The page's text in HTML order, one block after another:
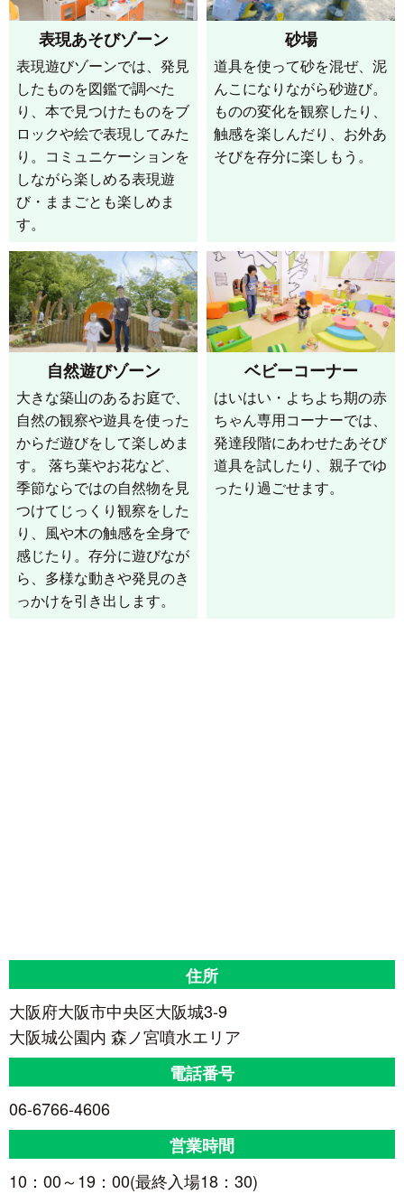
表現あそびゾーン
表現遊びゾーンでは、発見
したものを図鑑で調べた
り、本で見つけたものをブ
ロックや絵で表現してみた
り。コミュニケーションを
しながら楽しめる表現遊
び・ままごとも楽しめま
す。
砂場
道具を使って砂を混ぜ、泥
んこになりながら砂遊び。
ものの変化を観察したり、
触感を楽しんだり、お外あ
そびを存分に楽しもう。
自然遊びゾーン
大きな築山のあるお庭で、
自然の観察や遊具を使った
からだ遊びをして楽しめま
す。 落ち葉やお花など、
季節ならではの自然物を見
つけてじっくり観察をした
り、風や木の触感を全身で
感じたり。存分に遊びなが
ら、多様な動きや発見のき
っかけを引き出します。
ベビーコーナー
はいはい・よちよち期の赤
ちゃん専用コーナーでは、
発達段階にあわせたあそび
道具を試したり、親子でゆ
ったり過ごせます。
住所
大阪府大阪市中央区大阪城3-9
大阪城公園内 森ノ宮噴水エリア
電話番号
06-6766-4606
営業時間
10：00～19：00(最終入場18：30)